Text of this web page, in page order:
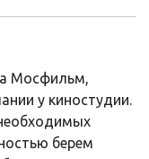
Мосфильм,
у киностудии.
берем